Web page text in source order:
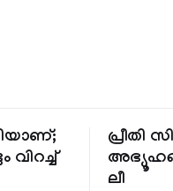
വിറച്ച്
പ്രീതി
ലീ